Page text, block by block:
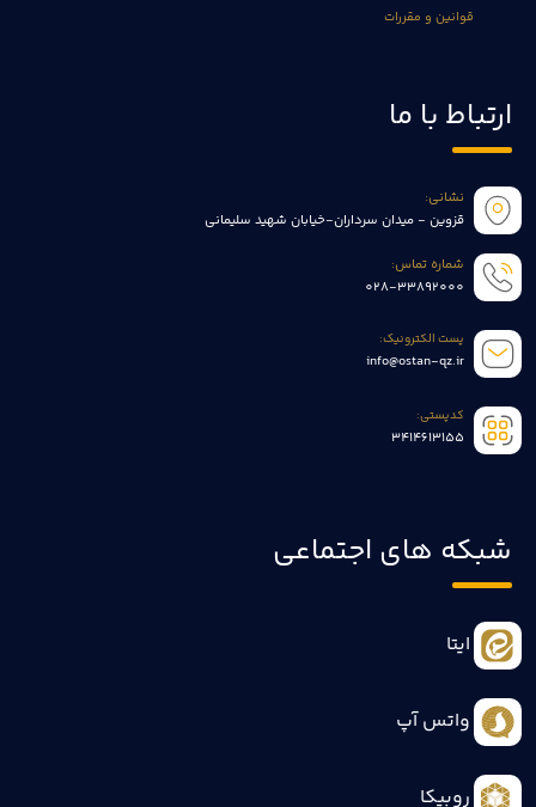
قوانین و مقررات
ارتباط با ما
نشانی:
قزوین - میدان سرداران-خیابان شهید سلیمانی
شماره تماس:
028-33892000
پست الکترونیک:
info@ostan-qz.ir
کدپستی:
3414613155
شبکه های اجتماعی
ایتا
واتس آپ
روبیکا